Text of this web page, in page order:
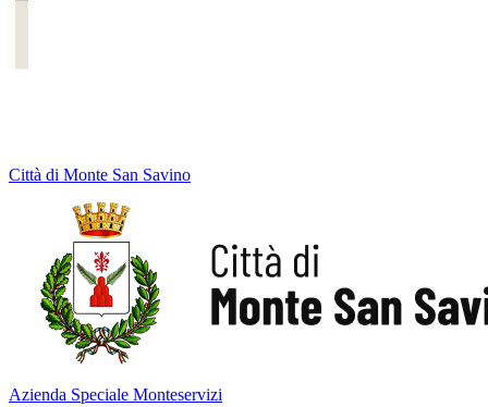
Città di Monte San Savino
Azienda Speciale Monteservizi